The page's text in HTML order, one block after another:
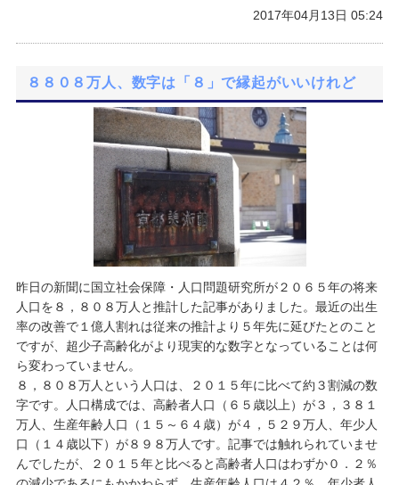
2017年04月13日 05:24
８８０８万人、数字は「８」で縁起がいいけれど
昨日の新聞に国立社会保障・人口問題研究所が２０６５年の将来
人口を８，８０８万人と推計した記事がありました。最近の出生
率の改善で１億人割れは従来の推計より５年先に延びたとのこと
ですが、超少子高齢化がより現実的な数字となっていることは何
ら変わっていません。
８，８０８万人という人口は、２０１５年に比べて約３割減の数
字です。人口構成では、高齢者人口（６５歳以上）が３，３８１
万人、生産年齢人口（１５～６４歳）が４，５２９万人、年少人
口（１４歳以下）が８９８万人です。記事では触れられていませ
んでしたが、２０１５年と比べると高齢者人口はわずか０．２％